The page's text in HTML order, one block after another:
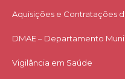
Aquisições e Contratações
DMAE – Departamento
Vigilância em Saúde